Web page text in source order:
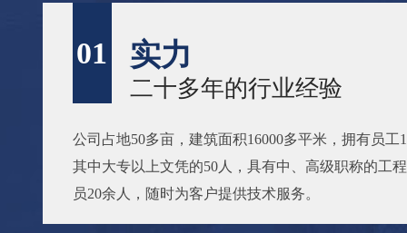
01 实力
二十多年的行业经验
公司占地50多亩，建筑面积16000多平米，拥有员工
其中大专以上文凭的50人，具有中、高级职称的工
员20余人，随时为客户提供技术服务。